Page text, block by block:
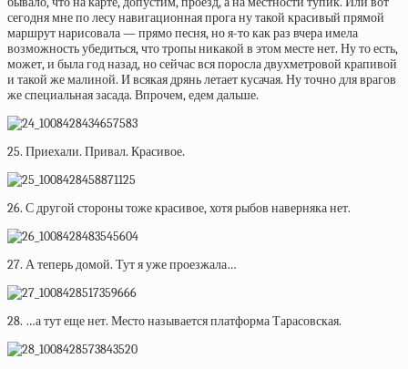
сегодня мне по лесу навигационная прога ну такой красивый прямой
маршрут нарисовала — прямо песня, но я-то как раз вчера имела
возможность убедиться, что тропы никакой в этом месте нет. Ну то есть,
может, и была год назад, но сейчас вся поросла двухметровой крапивой
и такой же малиной. И всякая дрянь летает кусачая. Ну точно для врагов
же специальная засада. Впрочем, едем дальше.
25. Приехали. Привал. Красивое.
26. С другой стороны тоже красивое, хотя рыбов наверняка нет.
27. А теперь домой. Тут я уже проезжала…
28. …а тут еще нет. Место называется платформа Тарасовская.